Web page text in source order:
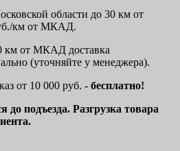
области до 30 км от
км от МКАД.
км от МКАД доставка
(уточняйте у менеджера).
от 10 000 руб. - бесплатно!
до подъезда. Разгрузка товара